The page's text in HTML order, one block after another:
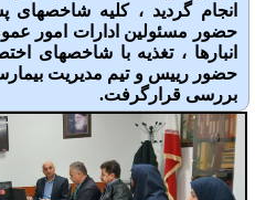
انجام گردید ، کلیه شاخصهای
حضور مسئولین ادارات امور
انبارها ، تغذیه با شاخصهای
حضور رییس و تیم مدیریت
بررسی قرارگرفت.